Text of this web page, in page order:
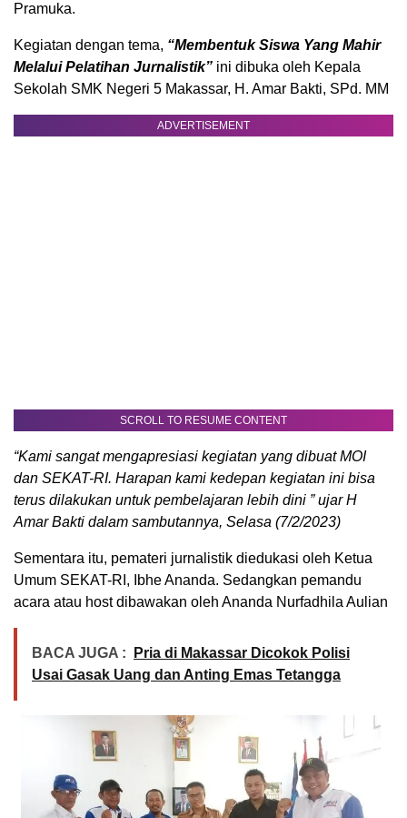
Pramuka.
Kegiatan dengan tema, “Membentuk Siswa Yang Mahir
Melalui Pelatihan Jurnalistik” ini dibuka oleh Kepala
Sekolah SMK Negeri 5 Makassar, H. Amar Bakti, SPd. MM
ADVERTISEMENT
SCROLL TO RESUME CONTENT
“Kami sangat mengapresiasi kegiatan yang dibuat MOI
dan SEKAT-RI. Harapan kami kedepan kegiatan ini bisa
terus dilakukan untuk pembelajaran lebih dini ” ujar H
Amar Bakti dalam sambutannya, Selasa (7/2/2023)
Sementara itu, pemateri jurnalistik diedukasi oleh Ketua
Umum SEKAT-RI, Ibhe Ananda. Sedangkan pemandu
acara atau host dibawakan oleh Ananda Nurfadhila Aulian
BACA JUGA :
Pria di Makassar Dicokok Polisi
Usai Gasak Uang dan Anting Emas Tetangga